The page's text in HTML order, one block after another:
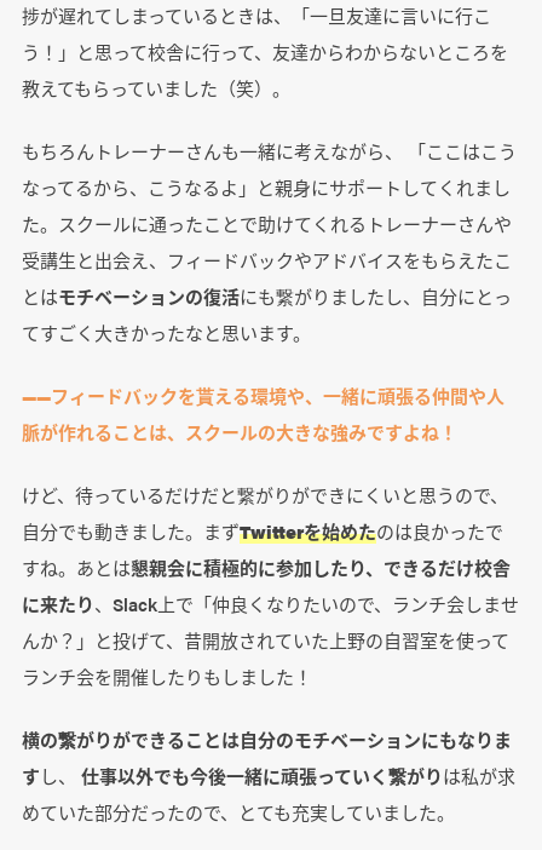
捗が遅れてしまっているときは、「一旦友達に言いに行こ
う！」と思って校舎に行って、友達からわからないところを
教えてもらっていました（笑）。
もちろんトレーナーさんも一緒に考えながら、 「ここはこう
なってるから、こうなるよ」と親身にサポートしてくれまし
た。スクールに通ったことで助けてくれるトレーナーさんや
受講生と出会え、フィードバックやアドバイスをもらえたこ
とはモチベーションの復活にも繋がりましたし、自分にとっ
てすごく大きかったなと思います。
――フィードバックを貰える環境や、一緒に頑張る仲間や人
脈が作れることは、スクールの大きな強みですよね！
けど、待っているだけだと繋がりができにくいと思うので、
自分でも動きました。まずTwitterを始めたのは良かったで
すね。あとは懇親会に積極的に参加したり、できるだけ校舎
に来たり、Slack上で「仲良くなりたいので、ランチ会しませ
んか？」と投げて、昔開放されていた上野の自習室を使って
ランチ会を開催したりもしました！
横の繋がりができることは自分のモチベーションにもなりま
すし、 仕事以外でも今後一緒に頑張っていく繋がりは私が求
めていた部分だったので、とても充実していました。